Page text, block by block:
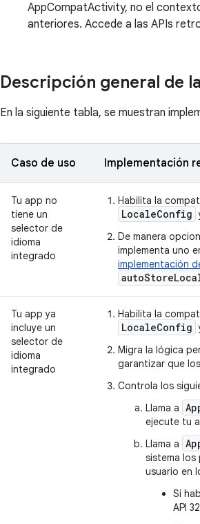
AppCompatActivity, no el
anteriores. Accede a las APIs
Descripción general de
En la siguiente tabla, se muestran
Caso de uso Implementación
Tu app no
tiene un
selector de
idioma
integrado
Habilita la
LocaleConfig
De manera
implementa uno
implementación
Tu app ya
incluye un
selector de
idioma
integrado
Habilita la
LocaleConfig
Migra la lógica
garantizar que
Controla los
Llama a
ejecute tu
Llama a
sistema
usuario en
Si
API